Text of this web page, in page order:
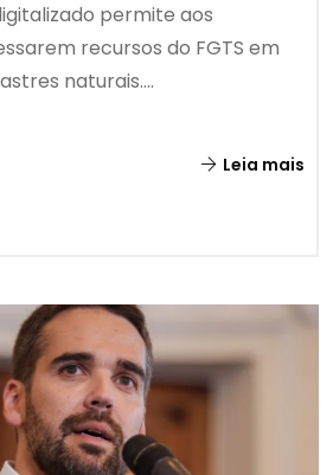
permite aos
recursos do FGTS em
naturais....
Leia mais